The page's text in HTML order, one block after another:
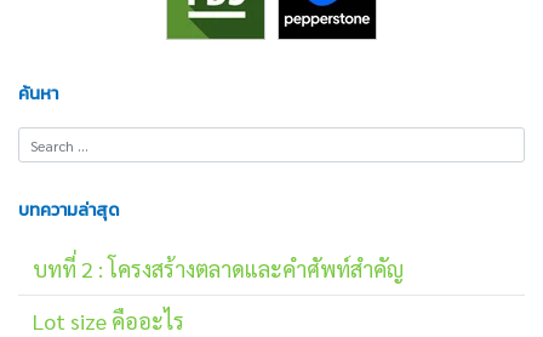
ค้นหา
บทความล่าสุด
บทที่ 2 : โครงสร้างตลาดและคำศัพท์สำคัญ
Lot size คืออะไร